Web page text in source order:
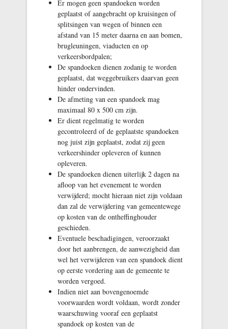
Er mogen geen spandoeken worden
geplaatst of aangebracht op kruisingen of
splitsingen van wegen of binnen een
afstand van 15 meter daarna en aan bomen,
brugleuningen, viaducten en op
verkeersbordpalen;
De spandoeken dienen zodanig te worden
geplaatst, dat weggebruikers daarvan geen
hinder ondervinden.
De afmeting van een spandoek mag
maximaal 80 x 500 cm zijn.
Er dient regelmatig te worden
gecontroleerd of de geplaatste spandoeken
nog juist zijn geplaatst, zodat zij geen
verkeershinder opleveren of kunnen
opleveren.
De spandoeken dienen uiterlijk 2 dagen na
afloop van het evenement te worden
verwijderd; mocht hieraan niet zijn voldaan
dan zal de verwijdering van gemeentewege
op kosten van de ontheffinghouder
geschieden.
Eventuele beschadigingen, veroorzaakt
door het aanbrengen, de aanwezigheid dan
wel het verwijderen van een spandoek dient
op eerste vordering aan de gemeente te
worden vergoed.
Indien niet aan bovengenoemde
voorwaarden wordt voldaan, wordt zonder
waarschuwing vooraf een geplaatst
spandoek op kosten van de